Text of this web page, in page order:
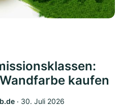
kaufen
‧ 30. Juli 2026